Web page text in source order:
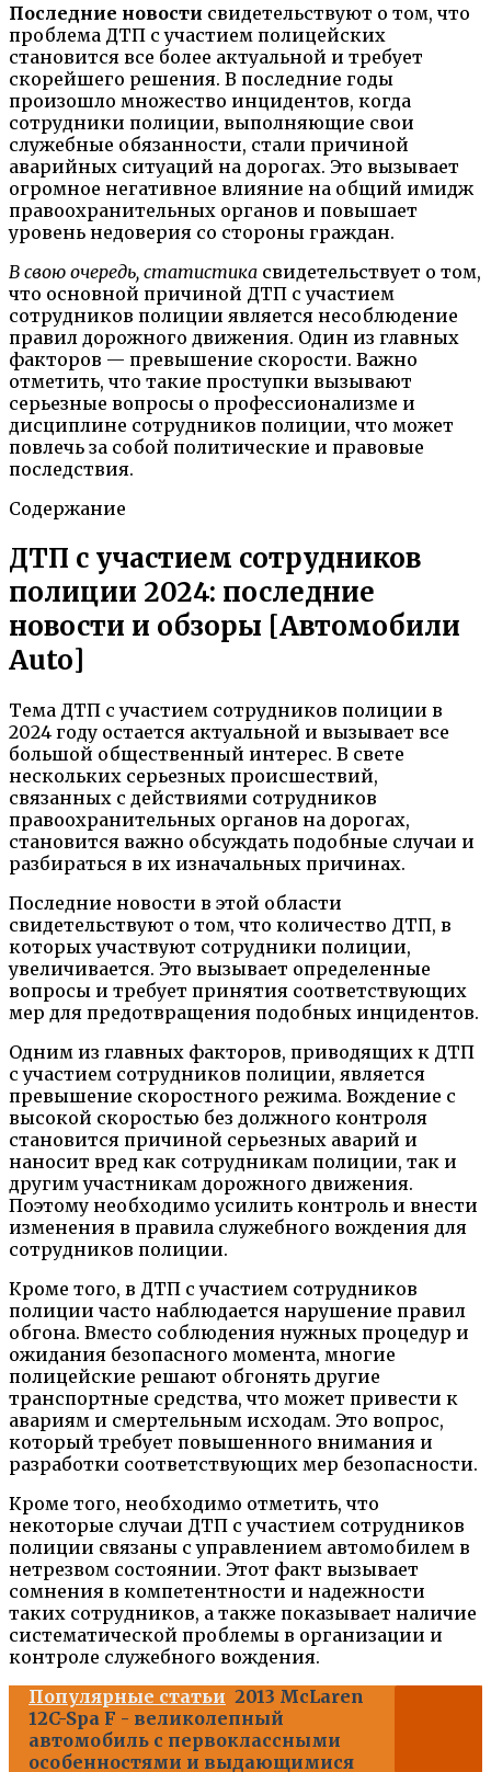
Последние новости свидетельствуют о том, что
проблема ДТП с участием полицейских
становится все более актуальной и требует
скорейшего решения. В последние годы
произошло множество инцидентов, когда
сотрудники полиции, выполняющие свои
служебные обязанности, стали причиной
аварийных ситуаций на дорогах. Это вызывает
огромное негативное влияние на общий имидж
правоохранительных органов и повышает
уровень недоверия со стороны граждан.
В свою очередь, статистика свидетельствует о том,
что основной причиной ДТП с участием
сотрудников полиции является несоблюдение
правил дорожного движения. Один из главных
факторов — превышение скорости. Важно
отметить, что такие проступки вызывают
серьезные вопросы о профессионализме и
дисциплине сотрудников полиции, что может
повлечь за собой политические и правовые
последствия.
Содержание
ДТП с участием сотрудников
полиции 2024: последние
новости и обзоры [Автомобили
Auto]
Тема ДТП с участием сотрудников полиции в
2024 году остается актуальной и вызывает все
большой общественный интерес. В свете
нескольких серьезных происшествий,
связанных с действиями сотрудников
правоохранительных органов на дорогах,
становится важно обсуждать подобные случаи и
разбираться в их изначальных причинах.
Последние новости в этой области
свидетельствуют о том, что количество ДТП, в
которых участвуют сотрудники полиции,
увеличивается. Это вызывает определенные
вопросы и требует принятия соответствующих
мер для предотвращения подобных инцидентов.
Одним из главных факторов, приводящих к ДТП
с участием сотрудников полиции, является
превышение скоростного режима. Вождение с
высокой скоростью без должного контроля
становится причиной серьезных аварий и
наносит вред как сотрудникам полиции, так и
другим участникам дорожного движения.
Поэтому необходимо усилить контроль и внести
изменения в правила служебного вождения для
сотрудников полиции.
Кроме того, в ДТП с участием сотрудников
полиции часто наблюдается нарушение правил
обгона. Вместо соблюдения нужных процедур и
ожидания безопасного момента, многие
полицейские решают обгонять другие
транспортные средства, что может привести к
авариям и смертельным исходам. Это вопрос,
который требует повышенного внимания и
разработки соответствующих мер безопасности.
Кроме того, необходимо отметить, что
некоторые случаи ДТП с участием сотрудников
полиции связаны с управлением автомобилем в
нетрезвом состоянии. Этот факт вызывает
сомнения в компетентности и надежности
таких сотрудников, а также показывает наличие
систематической проблемы в организации и
контроле служебного вождения.
Популярные статьи 2013 McLaren
12C-Spa F - великолепный
автомобиль с первоклассными
особенностями и выдающимися